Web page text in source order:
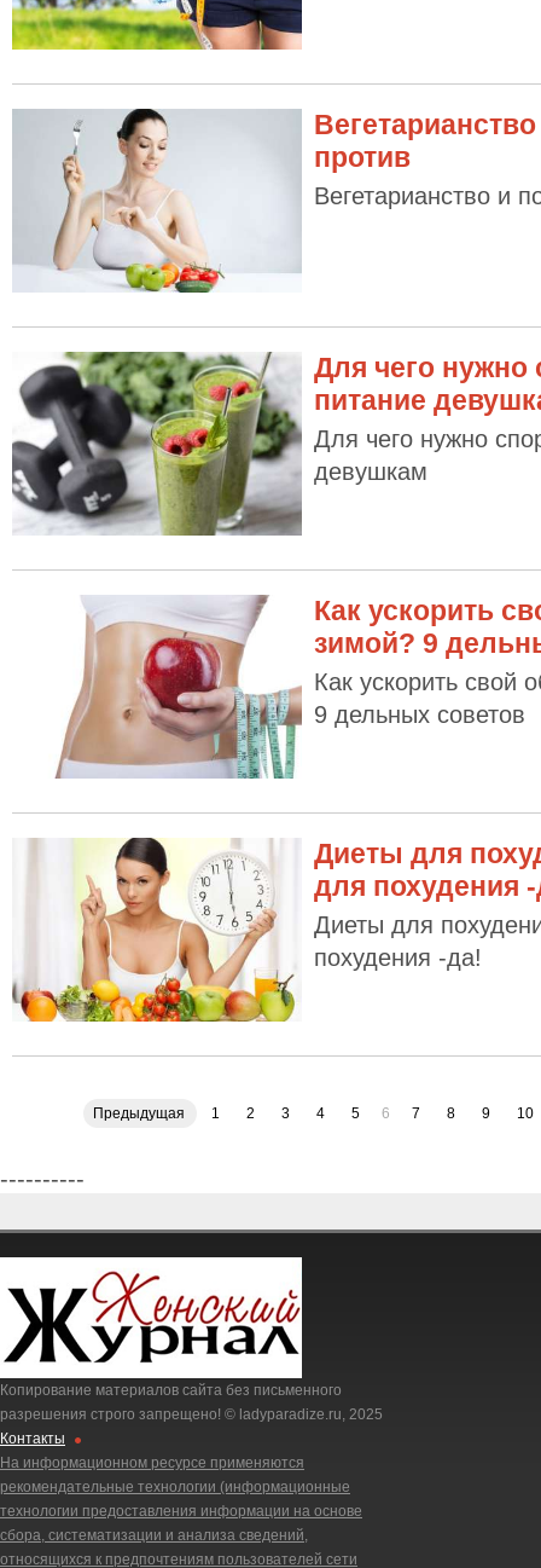
против
Вегетарианство и
Для чего нужно
питание
Для чего нужно
девушкам
Как ускорить
зимой? 9
Как ускорить свой
9 дельных советов
Диеты для
для похудения
Диеты для
похудения -да!
Предыдущая 1 2 3 4 5 6 7 8 9 10
----------
Копирование материалов сайта без письменного
разрешения строго запрещено! © ladyparadize.ru, 2025
Контакты
На информационном ресурсе применяются
рекомендательные технологии (информационные
технологии предоставления информации на основе
сбора, систематизации и анализа сведений,
относящихся к предпочтениям пользователей сети